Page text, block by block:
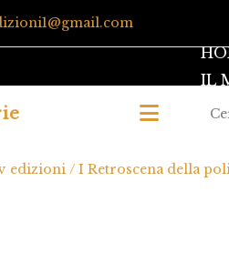
IL
edizioni / I Retroscena della